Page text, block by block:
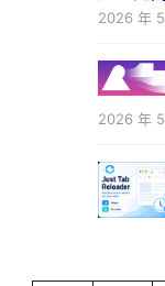
2026 年
2026 年